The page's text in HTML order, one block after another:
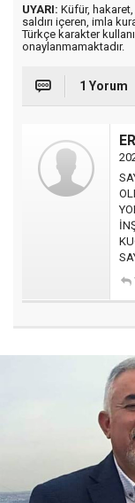
UYARI: Küfür,
saldırı içeren, imla
Türkçe karakter
onaylanmamaktadır.
1 Yorum